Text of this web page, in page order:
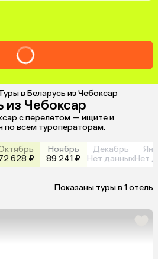
в Беларусь из Чебоксар
из Чебоксар
с перелетом — ищите и
по всем туроператорам.
628 ₽
Ноябрь
89 241 ₽
Декабрь
Нет данныхНет
Показаны туры в 1 отель